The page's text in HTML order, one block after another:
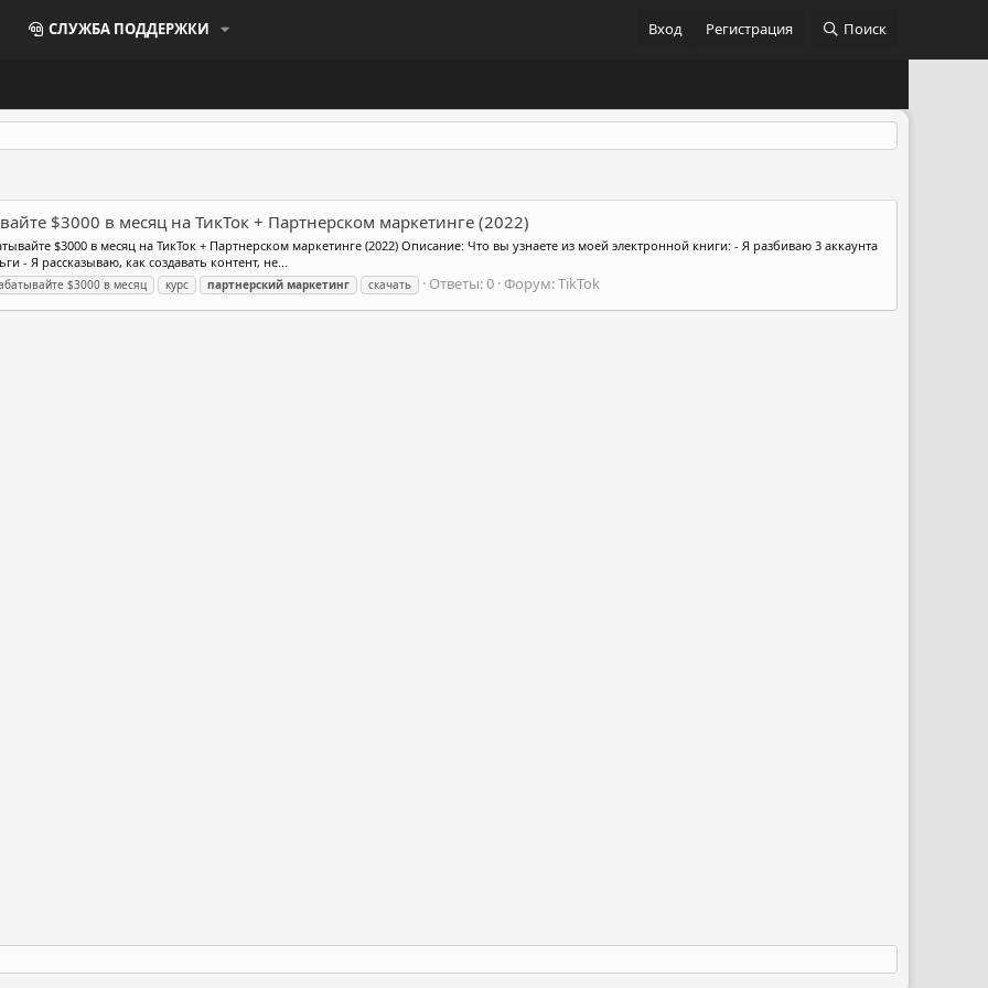
СЛУЖБА ПОДДЕРЖКИ Вход Регистрация Поиск
$3000 в месяц на ТикТок + Партнерском маркетинге (2022)
$3000 в месяц на ТикТок + Партнерском маркетинге (2022) Описание: Что вы узнаете из моей электронной книги: - Я разбиваю 3 аккаунта
- Я рассказываю, как создавать контент, не...
$3000 в месяц курс партнерский маркетинг скачать Ответы: 0 Форум:TikTok